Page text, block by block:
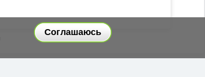
Соглашаюсь